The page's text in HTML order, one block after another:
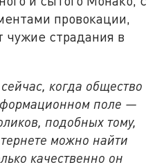
провокации,
чужие страдания в
когда общество
поле —
подобных тому,
можно найти
качественно он